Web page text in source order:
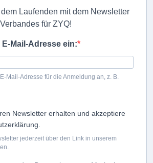
Laufenden mit dem Newsletter
für ZYQ!
Mail-Adresse ein:
Mail-Adresse für die Anmeldung an, z. B.
Newsletter erhalten und akzeptiere
jederzeit über den Link in unserem